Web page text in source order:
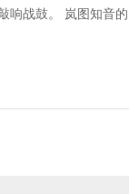
响战鼓。 岚图知音的